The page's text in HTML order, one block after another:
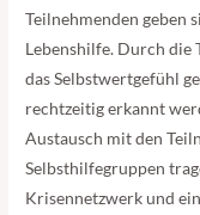
Teilnehmenden geben
Lebenshilfe. Durch die
das Selbstwertgefühl
rechtzeitig erkannt
Austausch mit den
Selbsthilfegruppen
Krisennetzwerk und